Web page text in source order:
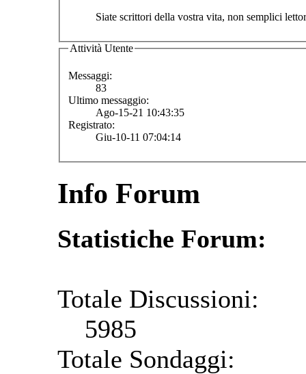
Siate scrittori della vostra vita, non semplici
Attività Utente
Messaggi:
83
Ultimo messaggio:
Ago-15-21 10:43:35
Registrato:
Giu-10-11 07:04:14
Info Forum
Statistiche Forum:
Totale Discussioni:
5985
Totale Sondaggi: